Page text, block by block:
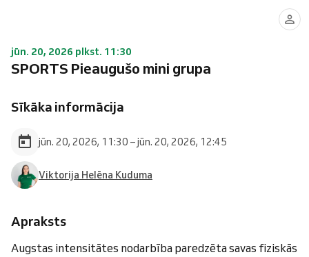
jūn. 20, 2026 plkst. 11:30
SPORTS Pieaugušo mini grupa
Sīkāka informācija
jūn. 20, 2026, 11:30 – jūn. 20, 2026, 12:45
Viktorija Helēna Kuduma
Apraksts
Augstas intensitātes nodarbība paredzēta savas fiziskās